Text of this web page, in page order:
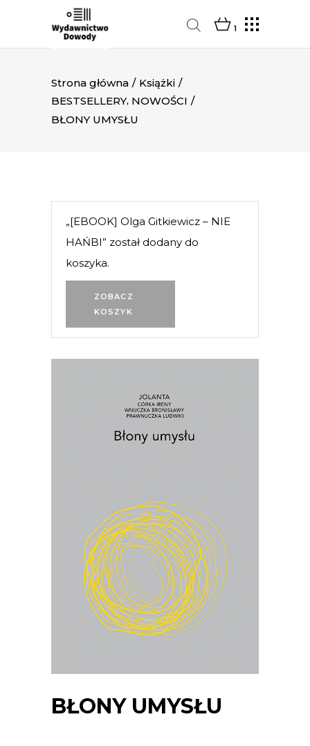
1
Strona główna / Książki /
BESTSELLERY, NOWOŚCI /
BŁONY UMYSŁU
ZOBACZ
KOSZYK
„[EBOOK] Olga Gitkiewicz – NIE
HAŃBI” został dodany do
koszyka.
BŁONY UMYSŁU